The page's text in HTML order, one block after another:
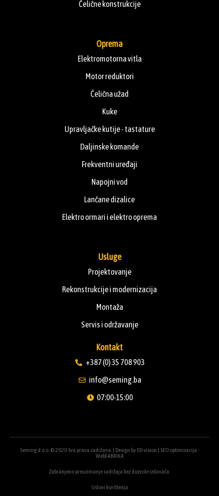
Čelične konstrukcije
Oprema
Elektromotorna vitla
Motor reduktori
Čelična užad
Kuke
Upravljačke kutije - tastature
Daljinske komande
Frekventni uređaji
Napojni vod
Lančane dizalice
Elektro ormari i elektro oprema
Usluge
Projektovanje
Rekonstrukcije i modernizacija
Montaža
Servis i održavanje
Kontakt
+387 (0) 35 708 903
info@seming.ba
07:00-15:00
Seming d.o.o. © 2020 Sva prava zadržana. | Design by ED-vision
SEO optimizacija -
WebFABRIKA
Zabranjeno preuzimanje sadržaja bez dozvole izdavača.
Uslovi korištenja